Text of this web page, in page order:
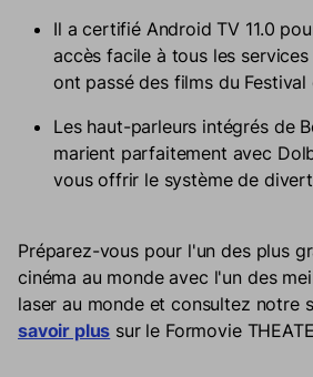
Il a certifié Android TV 11.0
accès facile à tous les
ont passé des films du Festival
Les haut-parleurs intégrés de
marient parfaitement avec
vous offrir le système de
Préparez-vous pour l'un des plus
cinéma au monde avec l'un des
laser au monde et consultez notre
savoir plus sur le Formovie